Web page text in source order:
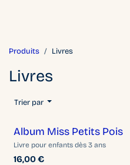
Produits Livres
Livres
Trier par
Album Miss Petits Pois
Livre pour enfants dès 3 ans
16,00€